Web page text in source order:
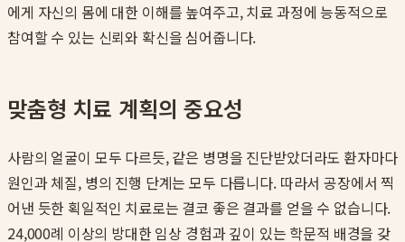
에게 자신의 몸에 대한 이해를 높여주고, 치료 과정에 능동적으로
참여할 수 있는 신뢰와 확신을 심어줍니다.
맞춤형 치료 계획의 중요성
사람의 얼굴이 모두 다르듯, 같은 병명을 진단받았더라도 환자마다
원인과 체질, 병의 진행 단계는 모두 다릅니다. 따라서 공장에서 찍
어낸 듯한 획일적인 치료로는 결코 좋은 결과를 얻을 수 없습니다.
24,000례 이상의 방대한 임상 경험과 깊이 있는 학문적 배경을 갖